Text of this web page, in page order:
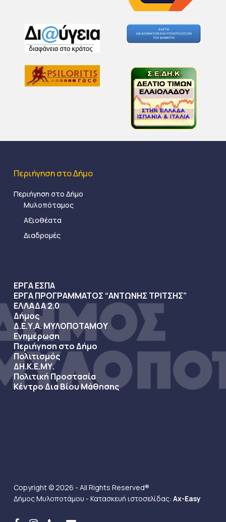
Περιήγηση στο Δήμο
Περιήγηση στο Δήμο
Μυλοπόταμος
Αξιοθέατα
Διαδρομές
ΕΡΓΑ ΕΣΠΑ
ΕΡΓΑ ΠΡΟΓΡΑΜΜΑΤΟΣ “ΑΝΤΩΝΗΣ ΤΡΙΤΣΗΣ”
ΕΛΛΑΔΑ 2.0
Δήμος
Δ.Ε.Υ.Α. ΜΥΛΟΠΟΤΑΜΟΥ
Ενημέρωση
Περιήγηση στο Δήμο
Πολιτισμός
ΔΗ.Κ.Ε.ΜΥ.
Πολιτική Προστασία
Κέντρο Δια Βίου Μάθησης
Copyright © 2026 - All Rights Reserved®
Δήμος Μυλοποτάμου - Κατασκευή ιστοσελίδας: Ax-Easy